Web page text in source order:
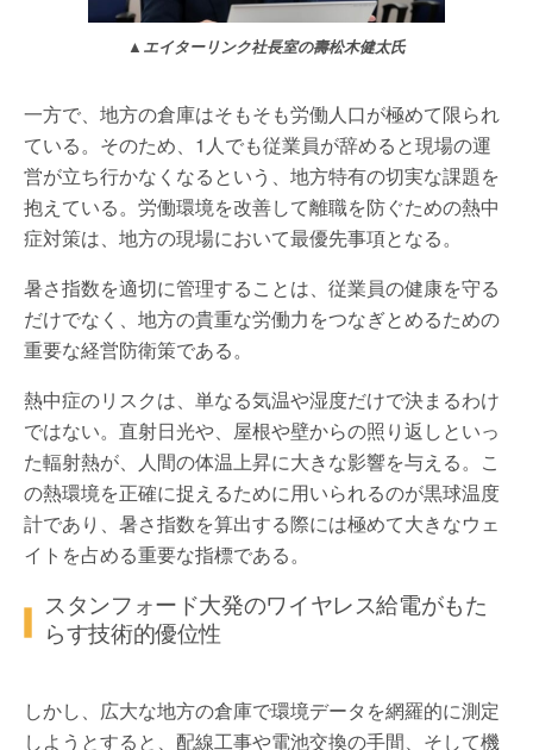
▲エイターリンク社長室の壽松木健太氏
一方で、地方の倉庫はそもそも労働人口が極めて限られ
ている。そのため、1人でも従業員が辞めると現場の運
営が立ち行かなくなるという、地方特有の切実な課題を
抱えている。労働環境を改善して離職を防ぐための熱中
症対策は、地方の現場において最優先事項となる。
暑さ指数を適切に管理することは、従業員の健康を守る
だけでなく、地方の貴重な労働力をつなぎとめるための
重要な経営防衛策である。
熱中症のリスクは、単なる気温や湿度だけで決まるわけ
ではない。直射日光や、屋根や壁からの照り返しといっ
た輻射熱が、人間の体温上昇に大きな影響を与える。こ
の熱環境を正確に捉えるために用いられるのが黒球温度
計であり、暑さ指数を算出する際には極めて大きなウェ
イトを占める重要な指標である。
スタンフォード大発のワイヤレス給電がもた
らす技術的優位性
しかし、広大な地方の倉庫で環境データを網羅的に測定
しようとすると、配線工事や電池交換の手間、そして機